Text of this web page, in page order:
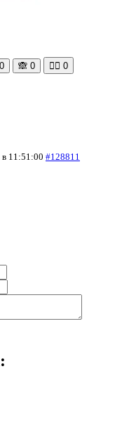
0 🙈 0 🧘‍♀️ 0
в 11:51:00 #128811